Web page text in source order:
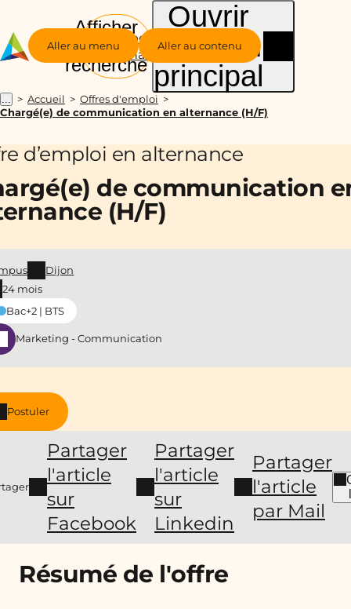
Aller au menu Aller au contenu
Groupe
Alternance
Afficher
la
recherche
Ouvrir
le menu
principal
... Accueil
Offres d'emploi
Chargé(e) de communication en alternance (H/F)
d’emploi en alternance
de communication
(H/F)
Postuler
Partager
l'article
sur
Facebook
Partager
l'article
sur
Linkedin
Partager
l'article
par Mail
Dijon
24 mois
Bac+2 | BTS
Marketing - Communication
Résumé de l'offre